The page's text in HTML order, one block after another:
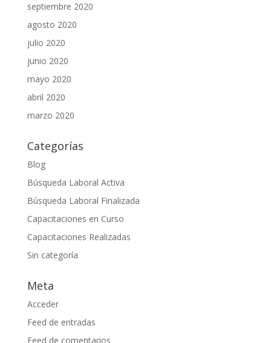
septiembre 2020
agosto 2020
julio 2020
junio 2020
mayo 2020
abril 2020
marzo 2020
Categorías
Blog
Búsqueda Laboral Activa
Búsqueda Laboral Finalizada
Capacitaciones en Curso
Capacitaciones Realizadas
Sin categoría
Meta
Acceder
Feed de entradas
Feed de comentarios